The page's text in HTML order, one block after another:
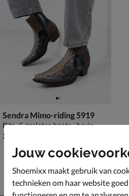
Sendra Mimo-riding 5919
Rits- & gesloten boots - bruin
€ 399,99
399
Jouw
Shoemixx maakt gebruik van
technieken om haar website